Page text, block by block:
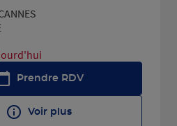
Prendre RDV
Voir plus